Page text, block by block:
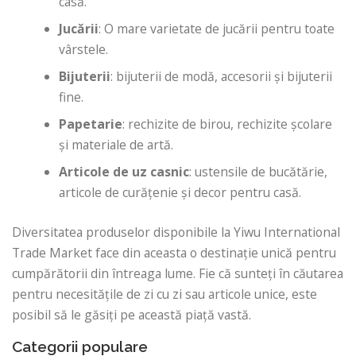
Jucării: O mare varietate de jucării pentru toate
vârstele.
Bijuterii: bijuterii de modă, accesorii și bijuterii
fine.
Papetarie: rechizite de birou, rechizite școlare
și materiale de artă.
Articole de uz casnic: ustensile de bucătărie,
articole de curățenie și decor pentru casă.
Diversitatea produselor disponibile la Yiwu International
Trade Market face din aceasta o destinație unică pentru
cumpărătorii din întreaga lume. Fie că sunteți în căutarea
pentru necesitățile de zi cu zi sau articole unice, este
posibil să le găsiți pe această piață vastă.
Categorii populare